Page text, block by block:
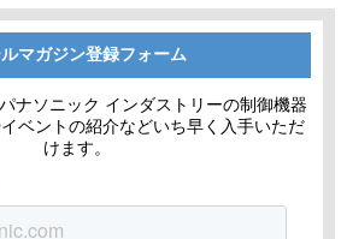
マガジン登録フォーム
ナソニック インダストリーの制御機器
ベントの紹介などいち早く入手いただ
けます。